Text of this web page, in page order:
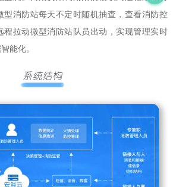
型消防站每天不定时随机抽查，查看消防控
程拉动微型消防站队员出动，实现管理实时
能化。